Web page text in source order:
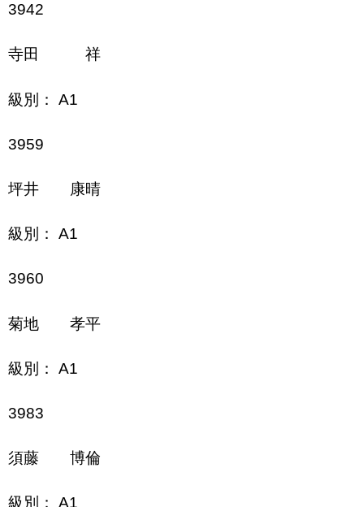
3942
寺田 祥
級別： A1
3959
坪井 康晴
級別： A1
3960
菊地 孝平
級別： A1
3983
須藤 博倫
級別： A1